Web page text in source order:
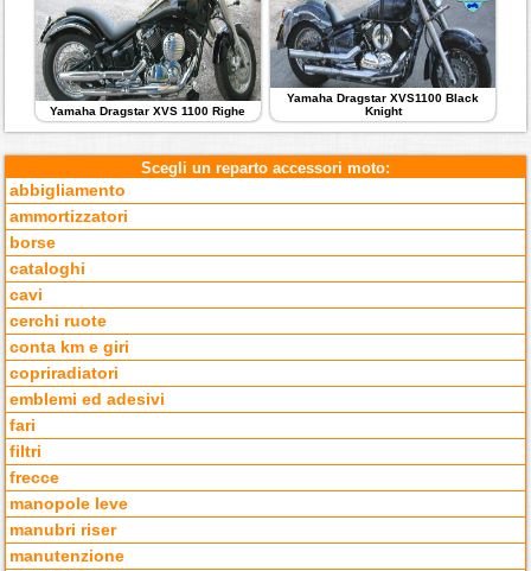
Yamaha Dragstar XVS 1100 Righe
Yamaha Dragstar XVS1100 Black
Knight
Scegli un reparto accessori moto:
abbigliamento
ammortizzatori
borse
cataloghi
cavi
cerchi ruote
conta km e giri
copriradiatori
emblemi ed adesivi
fari
filtri
frecce
manopole leve
manubri riser
manutenzione